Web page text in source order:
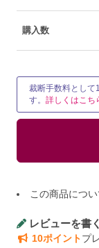
購入数
裁断手数料として
す。詳しくはこち
この商品につ
レビューを書く
10ポイントプ